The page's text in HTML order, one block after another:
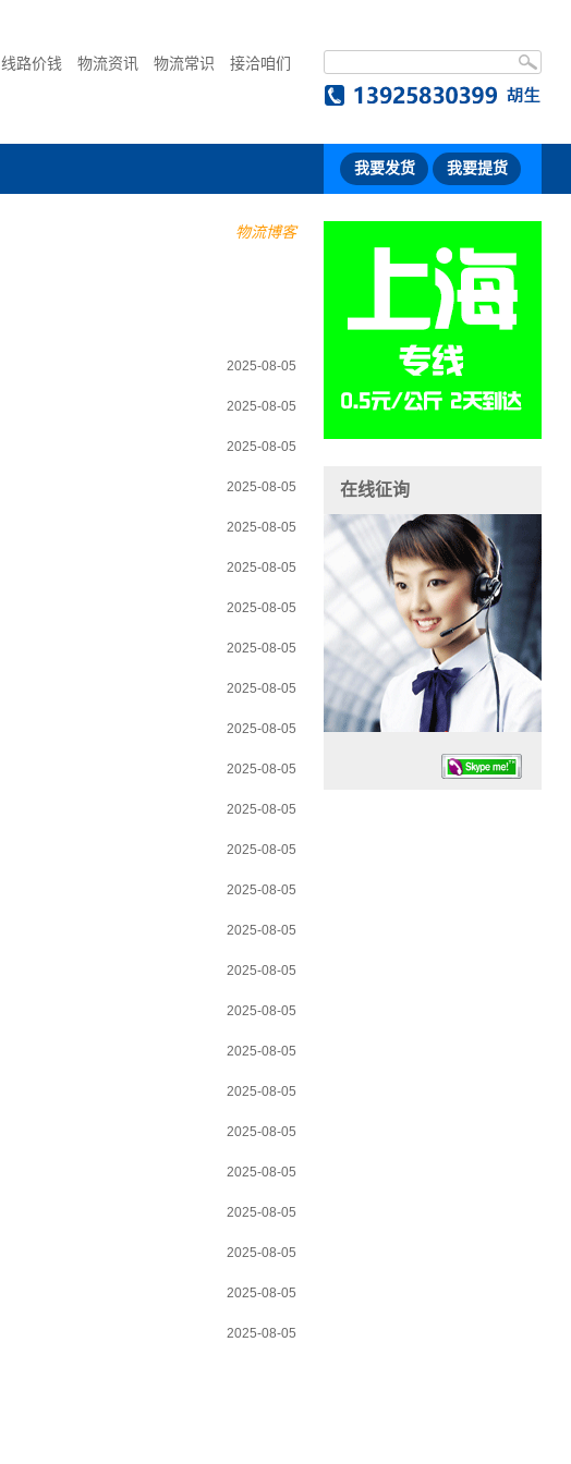
线路价钱 物流资讯 物流常识 接洽咱们
我要发货 我要提货
物流博客
2025-08-05
2025-08-05
2025-08-05
2025-08-05
2025-08-05
2025-08-05
2025-08-05
2025-08-05
2025-08-05
2025-08-05
2025-08-05
2025-08-05
2025-08-05
2025-08-05
2025-08-05
2025-08-05
2025-08-05
2025-08-05
2025-08-05
2025-08-05
2025-08-05
2025-08-05
2025-08-05
2025-08-05
2025-08-05
在线征询